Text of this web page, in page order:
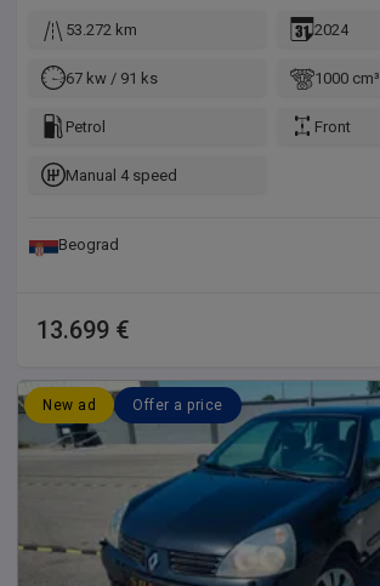
53.272 km 2024
67 kw / 91 ks 1000 cm³
Petrol Front
Manual 4 speed
Beograd
13.699 €
New ad Offer a price